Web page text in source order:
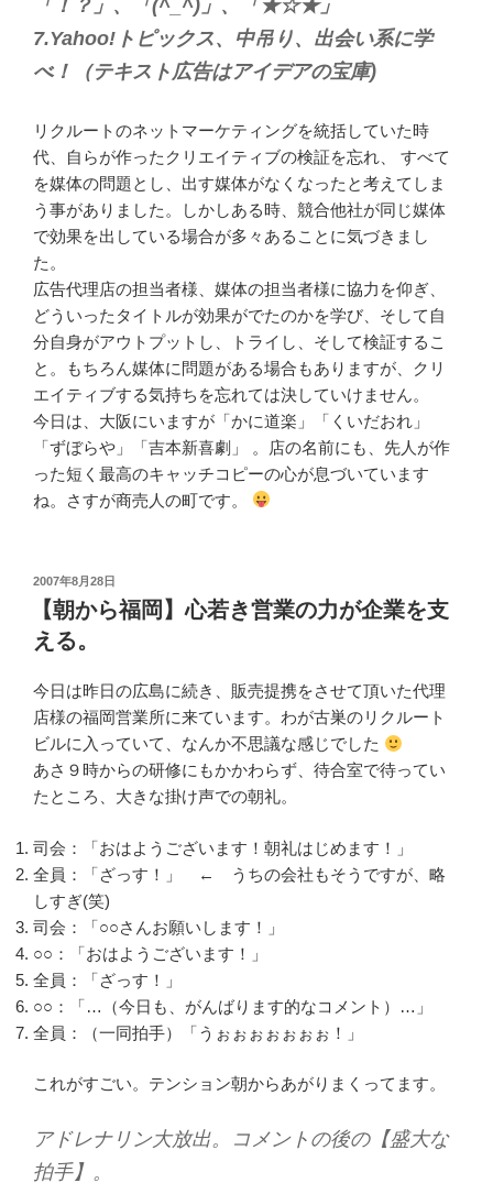
「！？」、「(^_^)」、「★☆★」
7.Yahoo!トピックス、中吊り、出会い系に学
べ！（テキスト広告はアイデアの宝庫)
リクルートのネットマーケティングを統括していた時
代、自らが作ったクリエイティブの検証を忘れ、 すべて
を媒体の問題とし、出す媒体がなくなったと考えてしま
う事がありました。しかしある時、競合他社が同じ媒体
で効果を出している場合が多々あることに気づきまし
た。
広告代理店の担当者様、媒体の担当者様に協力を仰ぎ、
どういったタイトルが効果がでたのかを学び、そして自
分自身がアウトプットし、トライし、そして検証するこ
と。もちろん媒体に問題がある場合もありますが、クリ
エイティブする気持ちを忘れては決していけません。
今日は、大阪にいますが「かに道楽」「くいだおれ」
「ずぼらや」「吉本新喜劇」 。店の名前にも、先人が作
った短く最高のキャッチコピーの心が息づいています
ね。さすが商売人の町です。
投
日:
2007年8月28日
【朝から福岡】心若き営業の力が企業を支
える。
今日は昨日の広島に続き、販売提携をさせて頂いた代理
店様の福岡営業所に来ています。わが古巣のリクルート
ビルに入っていて、なんか不思議な感じでした
あさ９時からの研修にもかかわらず、待合室で待ってい
たところ、大きな掛け声での朝礼。
司会：「おはようございます！朝礼はじめます！」
全員：「ざっす！」 ← うちの会社もそうですが、略
しすぎ(笑)
司会：「○○さんお願いします！」
○○：「おはようございます！」
全員：「ざっす！」
○○：「…（今日も、がんばります的なコメント）…」
全員：（一同拍手）「うぉぉぉぉぉぉぉ！」
これがすごい。テンション朝からあがりまくってます。
アドレナリン大放出。コメントの後の【盛大な
拍手】。